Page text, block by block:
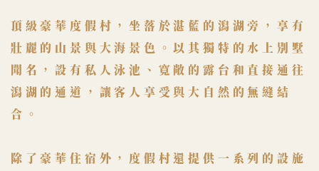
頂級豪華度假村，坐落於湛藍的潟湖旁，享有
壯麗的山景與大海景​色。以其獨特的水上別墅
聞名，設有私人泳池、寬敞的露台和直接​通往
潟湖的通道，讓客人享受與大自然的無縫結
合。
除了豪華住宿外，度假村還提供一系列的設施